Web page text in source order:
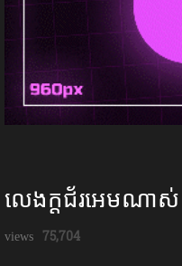
លេងក្ដជ័រអេមណាស់
75,704